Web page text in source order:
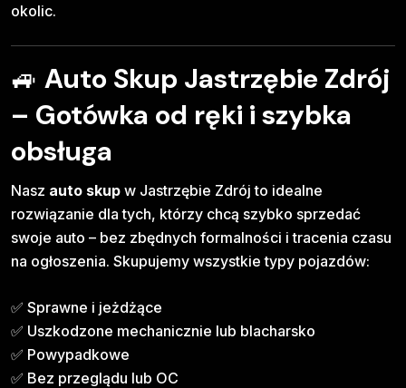
okolic.
🚙 Auto Skup Jastrzębie Zdrój
– Gotówka od ręki i szybka
obsługa
Nasz auto skup w Jastrzębie Zdrój to idealne
rozwiązanie dla tych, którzy chcą szybko sprzedać
swoje auto – bez zbędnych formalności i tracenia czasu
na ogłoszenia. Skupujemy wszystkie typy pojazdów:
✅ Sprawne i jeżdżące
✅ Uszkodzone mechanicznie lub blacharsko
✅ Powypadkowe
✅ Bez przeglądu lub OC